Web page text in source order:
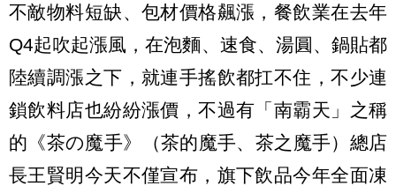
不敵物料短缺、包材價格飆漲，餐飲業在去年
Q4起吹起漲風，在泡麵、速食、湯圓、鍋貼都
陸續調漲之下，就連手搖飲都扛不住，不少連
鎖飲料店也紛紛漲價，不過有「南霸天」之稱
的《茶の魔手》（茶的魔手、茶之魔手）總店
長王賢明今天不僅宣布，旗下飲品今年全面凍